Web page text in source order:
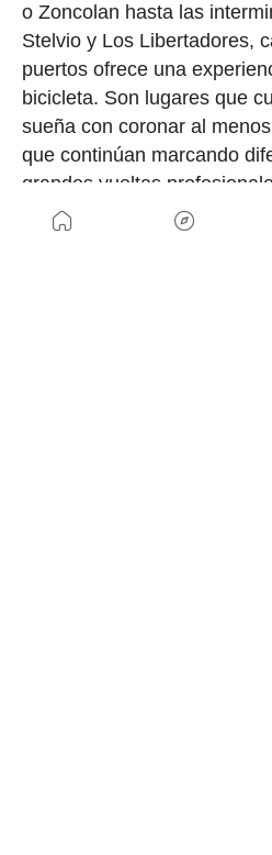
o Zoncolan hasta las
Stelvio y Los Libertadores,
puertos ofrece una
bicicleta. Son lugares que
sueña con coronar al
que continúan marcando
grandes vueltas
personales de miles de